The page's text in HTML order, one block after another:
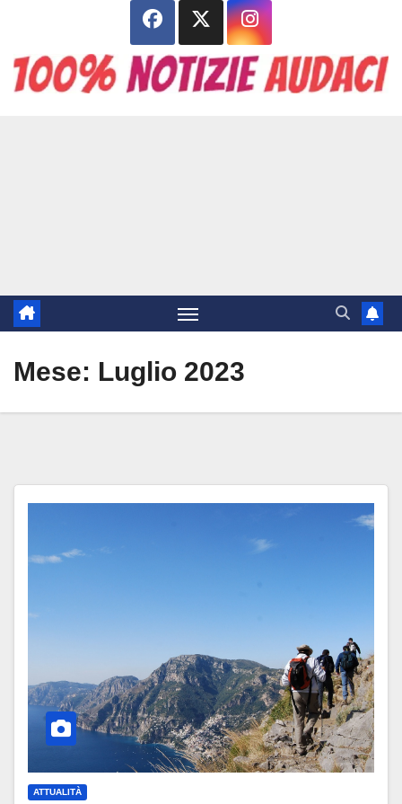
contenuto
Mese: Luglio 2023
ATTUALITÀ